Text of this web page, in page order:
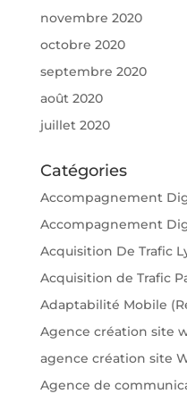
novembre 2020
octobre 2020
septembre 2020
août 2020
juillet 2020
Catégories
Accompagnement
Accompagnement
Acquisition De Trafic
Acquisition de Trafic
Adaptabilité Mobile
Agence création site
agence création site
Agence de